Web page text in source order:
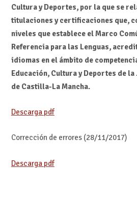
Cultura y Deportes, por la que se
titulaciones y certificaciones que,
niveles que establece el Marco
Referencia para las Lenguas,
idiomas en el ámbito de
Educación, Cultura y Deportes de la
de Castilla-La Mancha.
Descarga pdf
Corrección de errores (28/11/2017)
Descarga pdf